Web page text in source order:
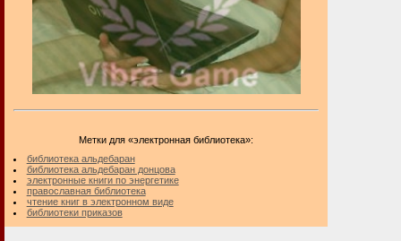
Метки для «электронная библиотека»:
библиотека альдебаран
библиотека альдебаран донцова
электронные книги по энергетике
православная библиотека
чтение книг в электронном виде
библиотеки приказов